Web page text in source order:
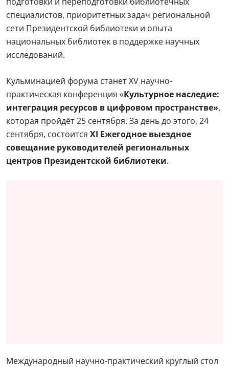
специалистов, приоритетных задач региональной
сети Президентской библиотеки и опыта
национальных библиотек в поддержке научных
исследований.
Кульминацией форума станет XV научно-
практическая конференция «Культурное наследие:
интеграция ресурсов в цифровом пространстве»,
которая пройдёт 25 сентября. За день до этого, 24
сентября, состоится XI Ежегодное выездное
совещание руководителей региональных
центров Президентской библиотеки.
Международный научно-практический круглый стол